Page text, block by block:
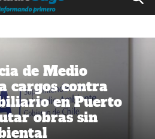
de Medio
cargos contra
en Puerto
obras sin